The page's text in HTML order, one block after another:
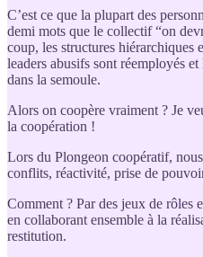
C’est ce que la plupart des
demi mots que le collectif “on
coup, les structures hiérarchiques
leaders abusifs sont réemployés
dans la semoule.
Alors on coopère vraiment ? Je
la coopération !
Lors du Plongeon coopératif,
conflits, réactivité, prise de
Comment ? Par des jeux de rôles
en collaborant ensemble à la
restitution.